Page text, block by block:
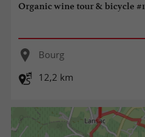
Organic wine tour & bicycle #1
Bourg
12,2 km